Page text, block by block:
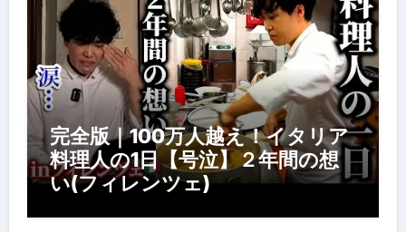
完全版｜100万人越え！イタリア
料理人の1日【号泣】２年間の想
い(フィレンツェ)